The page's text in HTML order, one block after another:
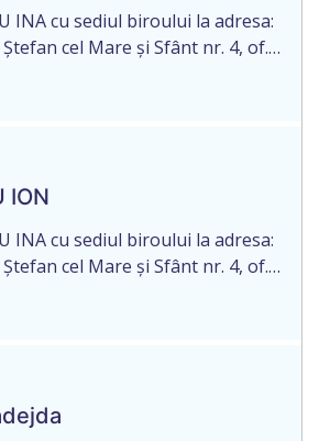
INA cu sediul biroului la adresa:
cel Mare și Sfânt nr. 4, of.
decesului cet. DODI EUGENIU,
ă la data de 12.01.2026
anul două mii douăzeci și
de moștenitor este
ION
INA cu sediul biroului la adresa:
cel Mare și Sfânt nr. 4, of.
decesului cet. BOSÎNCEANU
ă la data de 15.05.2021
de moștenitor este […]